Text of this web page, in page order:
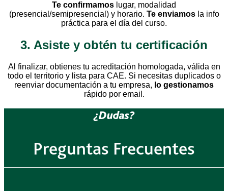
Te confirmamos lugar, modalidad
(presencial/semipresencial) y horario. Te enviamosla info
práctica para el día del curso.
3. Asiste y obtén tu certificación
Al finalizar, obtienes tu acreditación homologada, válida en
todo el territorio y lista para CAE. Si necesitas duplicados o
reenviar documentación a tu empresa, lo gestionamos
rápido por email.
¿Dudas?
Preguntas Frecuentes